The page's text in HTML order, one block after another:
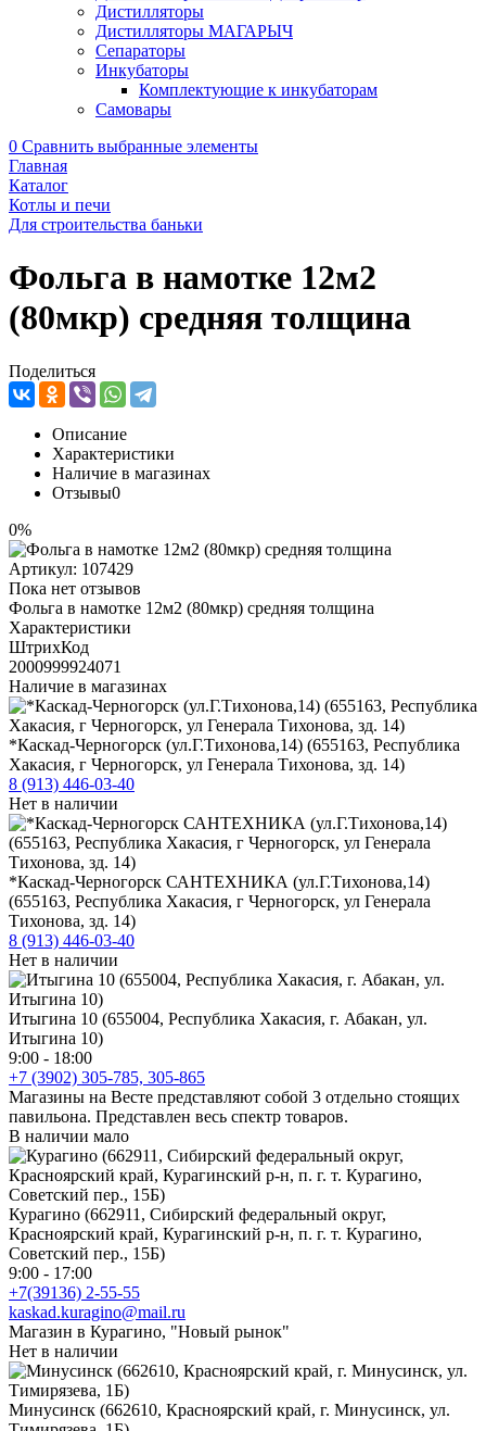
Дистилляторы
Дистилляторы МАГАРЫЧ
Сепараторы
Инкубаторы
Комплектующие к инкубаторам
Самовары
0 Сравнить выбранные элементы
Главная
Каталог
Котлы и печи
Для строительства баньки
Фольга в намотке 12м2
(80мкр) средняя толщина
Поделиться
Описание
Характеристики
Наличие в магазинах
Отзывы0
0%
Артикул: 107429
Пока нет отзывов
Фольга в намотке 12м2 (80мкр) средняя толщина
Характеристики
ШтрихКод
2000999924071
Наличие в магазинах
*Каскад-Черногорск (ул.Г.Тихонова,14) (655163, Республика
Хакасия, г Черногорск, ул Генерала Тихонова, зд. 14)
8 (913) 446-03-40
Нет в наличии
*Каскад-Черногорск САНТЕХНИКА (ул.Г.Тихонова,14)
(655163, Республика Хакасия, г Черногорск, ул Генерала
Тихонова, зд. 14)
8 (913) 446-03-40
Нет в наличии
Итыгина 10 (655004, Республика Хакасия, г. Абакан, ул.
Итыгина 10)
9:00 - 18:00
+7 (3902) 305-785, 305-865
Магазины на Весте представляют собой 3 отдельно стоящих
павильона. Представлен весь спектр товаров.
В наличии мало
Курагино (662911, Сибирский федеральный округ,
Красноярский край, Курагинский р-н, п. г. т. Курагино,
Советский пер., 15Б)
9:00 - 17:00
+7(39136) 2-55-55
kaskad.kuragino@mail.ru
Магазин в Курагино, "Новый рынок"
Нет в наличии
Минусинск (662610, Красноярский край, г. Минусинск, ул.